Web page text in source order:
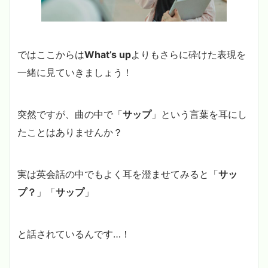
ではここからはWhat’s upよりもさらに砕けた表現を
一緒に見ていきましょう！
突然ですが、曲の中で「サップ」という言葉を耳にし
たことはありませんか？
実は英会話の中でもよく耳を澄ませてみると「サッ
プ？ 」「サップ」
と話されているんです…！